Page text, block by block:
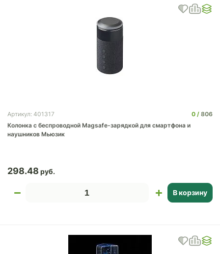
Артикул: 401317 0
806
Колонка с беспроводной Magsafe-зарядкой для смартфона и
наушников Мьюзик
298.48
В корзину